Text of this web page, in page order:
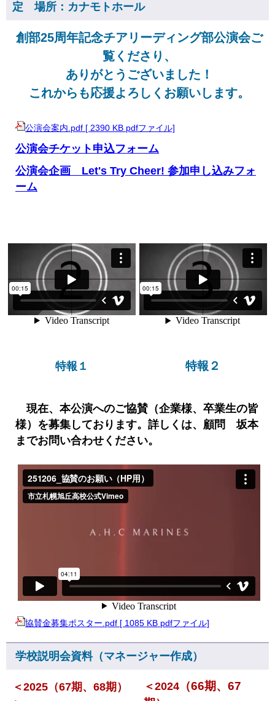
定 場所：カナモトホール
創部25周年記念チアリーディング部公演会ご
覧くださり、
ありがとうございました！
これからも応援よろしくお願いします。
公演会案内.pdf [ 2390 KB pdfファイル]
公演会チケット申込フォーム
公演会企画 Let's Try Cheer! 参加申し込みフォ
ーム
特報１ 特報２
現在、本公演へのご協賛（企業様、卒業生の皆
様）を募集しております。詳しくは、顧問 坂本
までお問い合わせください。
協賛金募集ポスター.pdf [ 1085 KB pdfファイル]
学校説明会資料（マネージャー作成）
＜2025（67期、68期）
＜2024 （66期、67